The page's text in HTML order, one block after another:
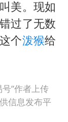
美。现如
过了无数
个泼猴给
”作者上传
信息发布平